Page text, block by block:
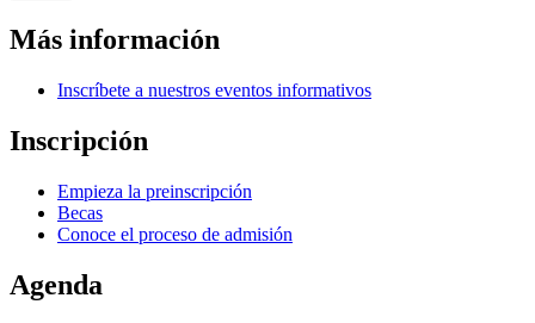
Más información
Inscríbete a nuestros eventos informativos
Inscripción
Empieza la preinscripción
Becas
Conoce el proceso de admisión
Agenda